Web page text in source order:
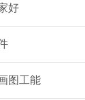
好
图工能